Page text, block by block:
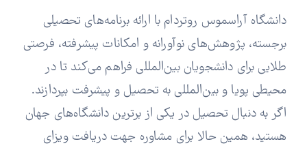
دانشگاه آراسموس روتردام با ارائه برنامه‌های تحصیلی
برجسته، پژوهش‌های نوآورانه و امکانات پیشرفته، فرصتی
طلایی برای دانشجویان بین‌المللی فراهم می‌کند تا در
محیطی پویا و بین‌المللی به تحصیل و پیشرفت بپردازند.
اگر به دنبال تحصیل در یکی از برترین دانشگاه‌های جهان
هستید، همین حالا برای مشاوره جهت دریافت ویزای